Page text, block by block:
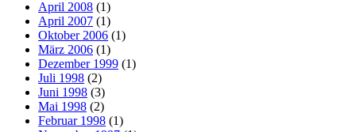
April 2008 (1)
April 2007 (1)
Oktober 2006 (1)
März 2006 (1)
Dezember 1999 (1)
Juli 1998 (2)
Juni 1998 (3)
Mai 1998 (2)
Februar 1998 (1)